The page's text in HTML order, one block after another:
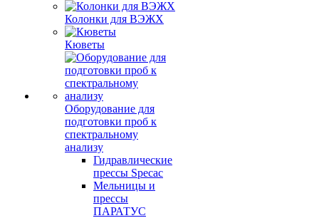
Колонки для ВЭЖХ
Кюветы
Оборудование для
подготовки проб к
спектральному
анализу
Гидравлические
прессы Specac
Мельницы и
прессы
ПАРАТУС